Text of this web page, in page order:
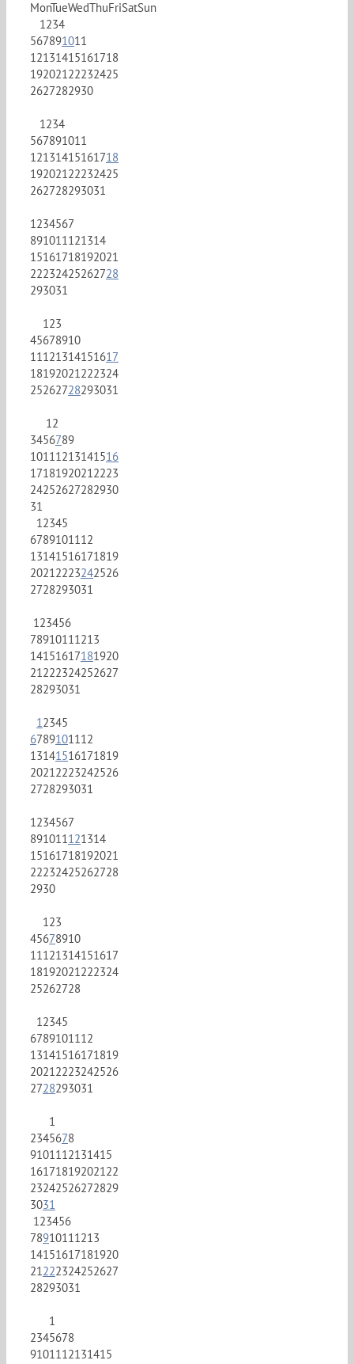
MonTueWedThuFriSatSun
1234
567891011
12131415161718
19202122232425
2627282930
1234
567891011
12131415161718
19202122232425
262728293031
1234567
891011121314
15161718192021
22232425262728
293031
123
45678910
11121314151617
18192021222324
25262728293031
12
3456789
10111213141516
17181920212223
24252627282930
31
12345
6789101112
13141516171819
20212223242526
2728293031
123456
78910111213
14151617181920
21222324252627
28293031
12345
6789101112
13141516171819
20212223242526
2728293031
1234567
891011121314
15161718192021
22232425262728
2930
123
45678910
11121314151617
18192021222324
25262728
12345
6789101112
13141516171819
20212223242526
2728293031
1
2345678
9101112131415
16171819202122
23242526272829
3031
123456
78910111213
14151617181920
21222324252627
28293031
1
2345678
9101112131415